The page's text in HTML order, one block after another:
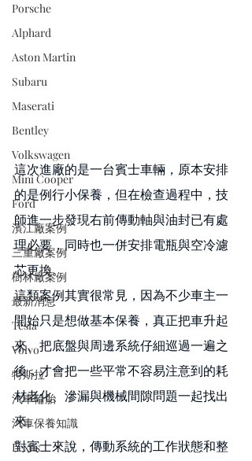
Porsche
Alphard
Aston Martin
Subaru
Maserati
Bentley
Volkswagen
Mini Cooper
Ford
濱江廠案例
三重廠案例
樹林廠案例
最新消息
Tesla
Volvo
特斯拉
汽車輪胎
汽車保養知識
Lexus
這次進廠的是一台賓士車輛，原本安排
的是例行小保養，但在檢查過程中，技
師進一步發現右前傳動軸與油封已有處
理必要，同時也一併安排電瓶與空冷濾
芯更換。
這類案例其實很常見，因為不少車主一
開始只是想做基本保養，真正把車升起
來、把底盤與周邊系統仔細巡過一遍之
後，才會把一些平常不容易注意到的耗
材老化、滲漏與機械間隙問題一起找出
來。
對賓士來說，傳動系統的工作狀態和整